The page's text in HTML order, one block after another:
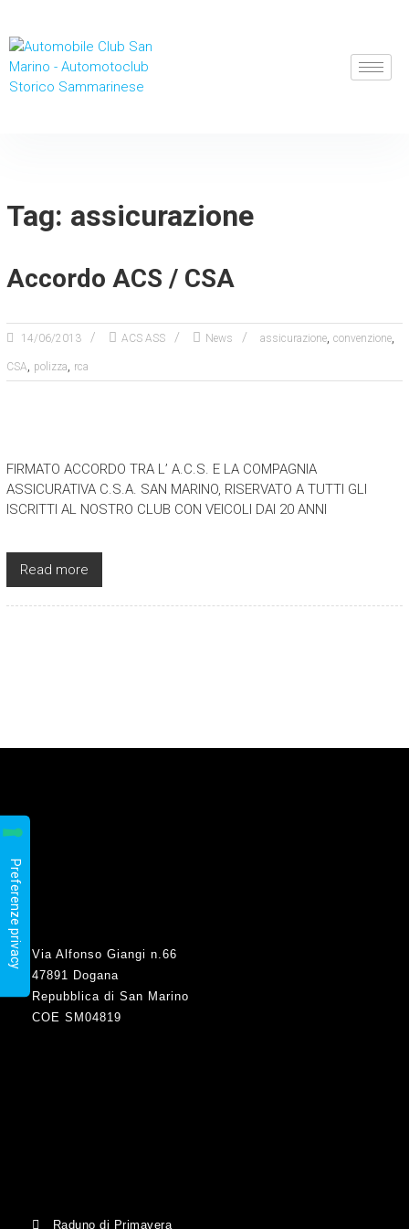
Tag: assicurazione
Accordo ACS / CSA
14/06/2013 ACS ASS News assicurazione, convenzione,
CSA, polizza, rca
FIRMATO ACCORDO TRA L’ A.C.S. E LA COMPAGNIA
ASSICURATIVA C.S.A. SAN MARINO, RISERVATO A TUTTI GLI
ISCRITTI AL NOSTRO CLUB CON VEICOLI DAI 20 ANNI
Read more
Via Alfonso Giangi n.66
47891 Dogana
Repubblica di San Marino
COE SM04819
Raduno di Primavera